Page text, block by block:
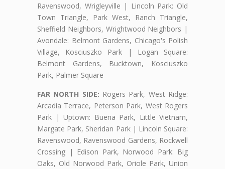
Ravenswood, Wrigleyville | Lincoln Park: Old
Town Triangle, Park West, Ranch Triangle,
Sheffield Neighbors, Wrightwood Neighbors |
Avondale: Belmont Gardens, Chicago's Polish
Village, Kosciuszko Park | Logan Square:
Belmont Gardens, Bucktown, Kosciuszko
Park, Palmer Square
FAR NORTH SIDE: Rogers Park, West Ridge:
Arcadia Terrace, Peterson Park, West Rogers
Park | Uptown: Buena Park, Little Vietnam,
Margate Park, Sheridan Park | Lincoln Square:
Ravenswood, Ravenswood Gardens, Rockwell
Crossing | Edison Park, Norwood Park: Big
Oaks, Old Norwood Park, Oriole Park, Union